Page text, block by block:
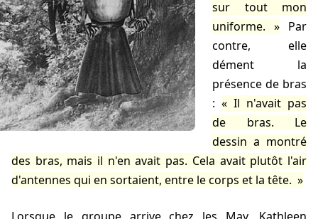
sur tout mon
uniforme.
Par
contre, elle
dément la
présence de bras
:
Il n'avait pas
de bras. Le
dessin a montré
des bras, mais il n'en avait pas. Cela avait plutôt l'air
d'antennes qui en sortaient, entre le corps et la tête.